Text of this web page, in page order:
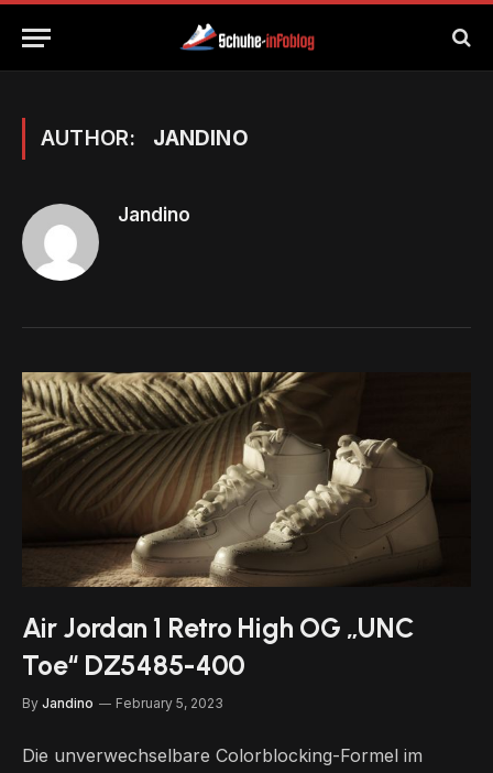
AUTHOR: JANDINO
Jandino
Air Jordan 1 Retro High OG „UNC
Toe“ DZ5485-400
By Jandino February 5, 2023
Die unverwechselbare Colorblocking-Formel im